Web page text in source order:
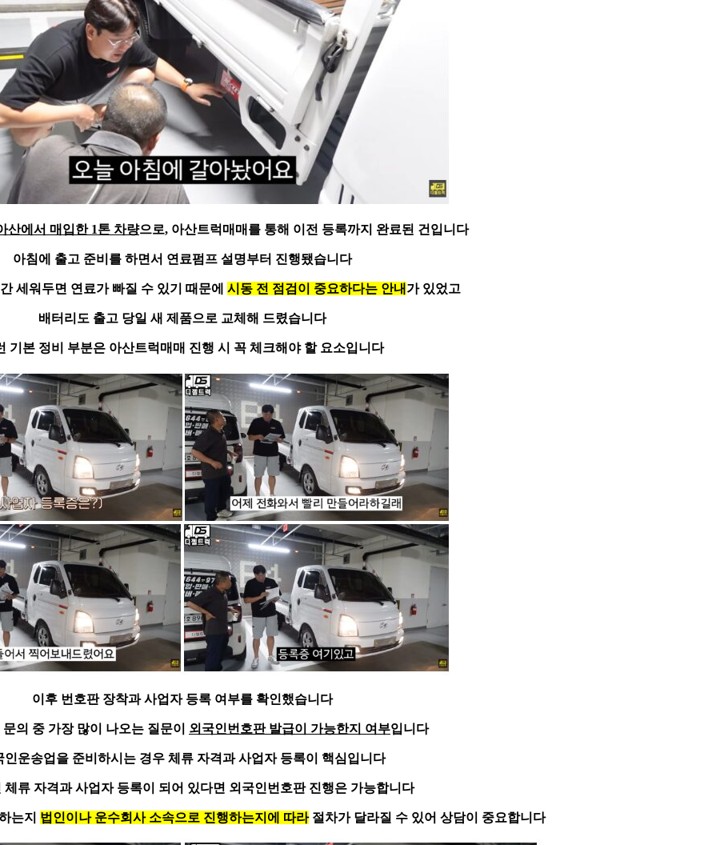
산에서 매입한 1톤 차량으로, 아산트럭매매를 통해 이전 등록까지 완료된 건 입니다
아침에 출고 준비를 하면서 연료펌프 설명부터 진행됐습니다
세워두면 연료가 빠질 수 있기 때문에 시동 전 점검이 중요하다는 안내 가 있었고
배터리도 출고 당일 새 제품으로 교체해 드렸습니다
기본 정비 부분은 아산트럭매매 진행 시 꼭 체크해야 할 요소입니다
이후 번호판 장착과 사업자 등록 여부를 확인했습니다
의 중 가장 많이 나오는 질문이 외국인번호판 발급이 가능한지 여부입니다
인운송업을 준비하시는 경우 체류 자격과 사업자 등록이 핵심입니다
체류 자격과 사업자 등록이 되어 있다면 외국인번호판 진행은 가능합니다
는지 법인이나 운수회사 소속으로 진행하는지에 따라절차가 달라질 수 있어 상담이 중요합니다